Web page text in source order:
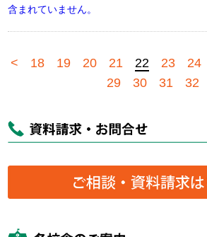
含まれていません。
< 18 19 20 21 22 23 24
29
30 31 32